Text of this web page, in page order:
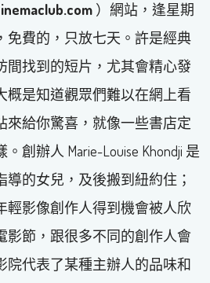
）網站，逢星期
免費的，只放七天。許是經典
間找到的短片，尤其會精心發
概是知道觀眾們難以在網上看
來給你驚喜，就像一些書店定
創辦人 Marie-Louise Khondji 是
的女兒，及後搬到紐約住；
輕影像創作人得到機會被人欣
影節，跟很多不同的創作人會
院代表了某種主辦人的品味和